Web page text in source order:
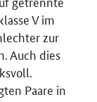
V im
zur
Auch dies
Paare in